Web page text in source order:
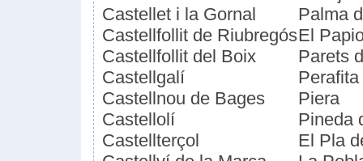
Castellet i la Gornal
Castellfollit de Riubregós
Castellfollit del Boix
Castellgalí
Castellnou de Bages
Castellolí
Castellterçol
Palma
El
Parets
Perafita
Piera
Pineda
El Pla